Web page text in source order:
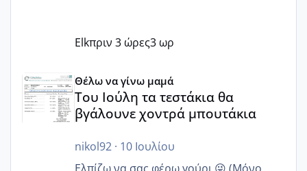
Elkπριν 3 ώρες3 ωρ
Θέλω να γίνω μαμά
Του Ιούλη τα τεστάκια θα
βγάλουνε χοντρά μπουτάκια
nikol92· 10 Ιουλίου